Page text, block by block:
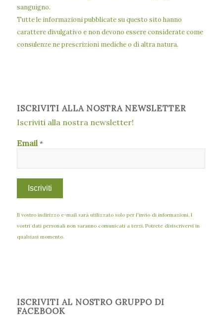
sanguigno.
Tutte le informazioni pubblicate su questo sito hanno
carattere divulgativo e non devono essere considerate come
consulenze ne prescrizioni mediche o di altra natura.
ISCRIVITI ALLA NOSTRA NEWSLETTER
Iscriviti alla nostra newsletter!
Email *
Il vostro indirizzo e-mail sarà utilizzato solo per l'invio di informazioni. I
vostri dati personali non saranno comunicati a terzi. Potrete disiscrivervi in
qualsiasi momento.
ISCRIVITI AL NOSTRO GRUPPO DI
FACEBOOK